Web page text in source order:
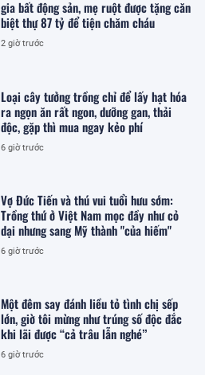
gia bất động sản, mẹ ruột được tặng căn
biệt thự 87 tỷ để tiện chăm cháu
2 giờ trước
Loại cây tưởng trồng chỉ để lấy hạt hóa
ra ngọn ăn rất ngon, dưỡng gan, thải
độc, gặp thì mua ngay kẻo phí
6 giờ trước
Vợ Đức Tiến và thú vui tuổi hưu sớm:
Trồng thứ ở Việt Nam mọc đầy như cỏ
dại nhưng sang Mỹ thành "của hiếm"
6 giờ trước
Một đêm say đánh liều tỏ tình chị sếp
lớn, giờ tôi mừng như trúng số độc đắc
khi lãi được “cả trâu lẫn nghé”
6 giờ trước